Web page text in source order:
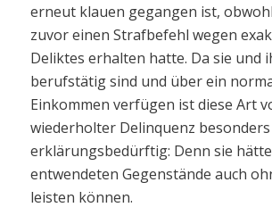
erneut klauen gegangen ist,
zuvor einen Strafbefehl wegen
Deliktes erhalten hatte. Da sie und
berufstätig sind und über ein
Einkommen verfügen ist diese Art
wiederholter Delinquenz besonders
erklärungsbedürftig: Denn sie
entwendeten Gegenstände auch
leisten können.